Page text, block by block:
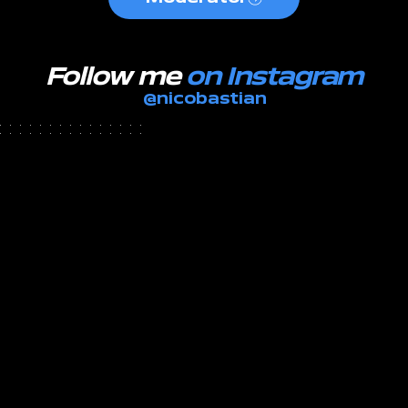
Follow meon Instagram
@nicobastian